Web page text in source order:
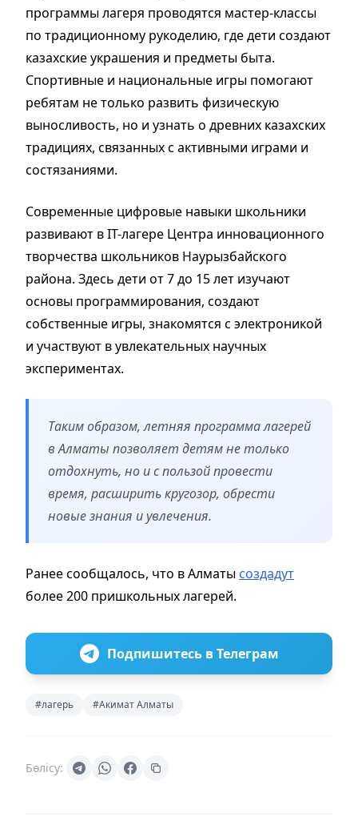
программы лагеря проводятся мастер-классы
по традиционному рукоделию, где дети создают
казахские украшения и предметы быта.
Спортивные и национальные игры помогают
ребятам не только развить физическую
выносливость, но и узнать о древних казахских
традициях, связанных с активными играми и
состязаниями.
Современные цифровые навыки школьники
развивают в IT-лагере Центра инновационного
творчества школьников Наурызбайского
района. Здесь дети от 7 до 15 лет изучают
основы программирования, создают
собственные игры, знакомятся с электроникой
и участвуют в увлекательных научных
экспериментах.
Таким образом, летняя программа лагерей
в Алматы позволяет детям не только
отдохнуть, но и с пользой провести
время, расширить кругозор, обрести
новые знания и увлечения.
Ранее сообщалось, что в Алматы создадут
более 200 пришкольных лагерей.
Подпишитесь в Телеграм
#лагерь #Акимат Алматы
Бөлісу: